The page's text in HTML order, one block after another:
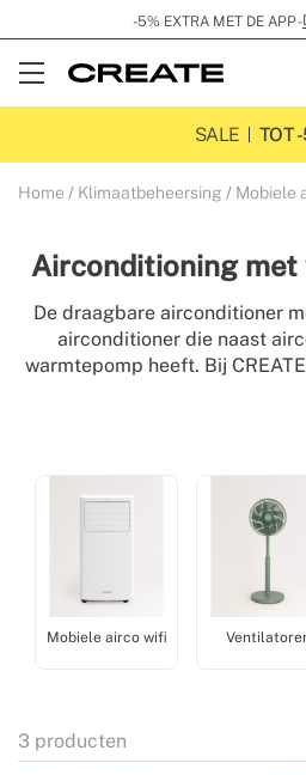
-5% EXTRA MET DE APP -
Open
Menu
SALE
TOT
Home Klimaatbeheersing Mobiele
Airconditioning
De draagbare airconditioner
airconditioner die naast
warmtepomp heeft. Bij
warmtepomp airconditioners
Mobiele airco wifi
3 producten